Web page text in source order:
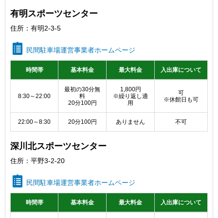
有明スポーツセンター
住所：有明2-3-5
民間駐車場運営事業者ホームページ
時間帯 基本料金 最大料金 入出庫について
8:30～22:00
最初の30分無
料
20分100円
1,800円
※繰り返し適
用
可
※休館日も可
22:00～8:30 20分100円 ありません 不可
深川北スポーツセンター
住所：平野3-2-20
民間駐車場運営事業者ホームページ
時間帯 基本料金 最大料金 入出庫について